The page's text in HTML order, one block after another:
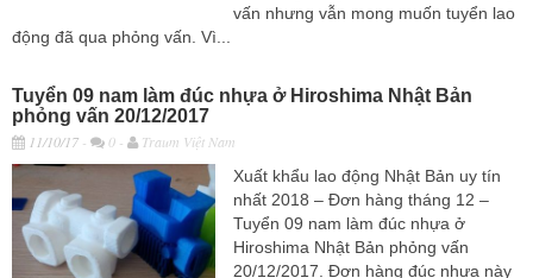
vấn nhưng vẫn mong muốn tuyển lao
động đã qua phỏng vấn. Vì...
Tuyển 09 nam làm đúc nhựa ở Hiroshima Nhật Bản
phỏng vấn 20/12/2017
11/10/17 - 0 -
Traum Việt Nam
Xuất khẩu lao động Nhật Bản uy tín
nhất 2018 – Đơn hàng tháng 12 –
Tuyển 09 nam làm đúc nhựa ở
Hiroshima Nhật Bản phỏng vấn
20/12/2017. Đơn hàng đúc nhựa này